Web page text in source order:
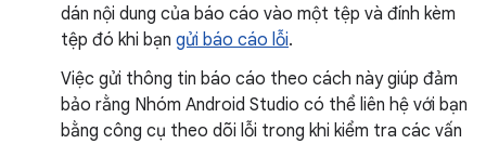
dán nội dung của báo cáo vào một tệp và đính kèm
tệp đó khi bạn gửi báo cáo lỗi.
Việc gửi thông tin báo cáo theo cách này giúp đảm
bảo rằng Nhóm Android Studio có thể liên hệ với bạn
bằng công cụ theo dõi lỗi trong khi kiểm tra các vấn